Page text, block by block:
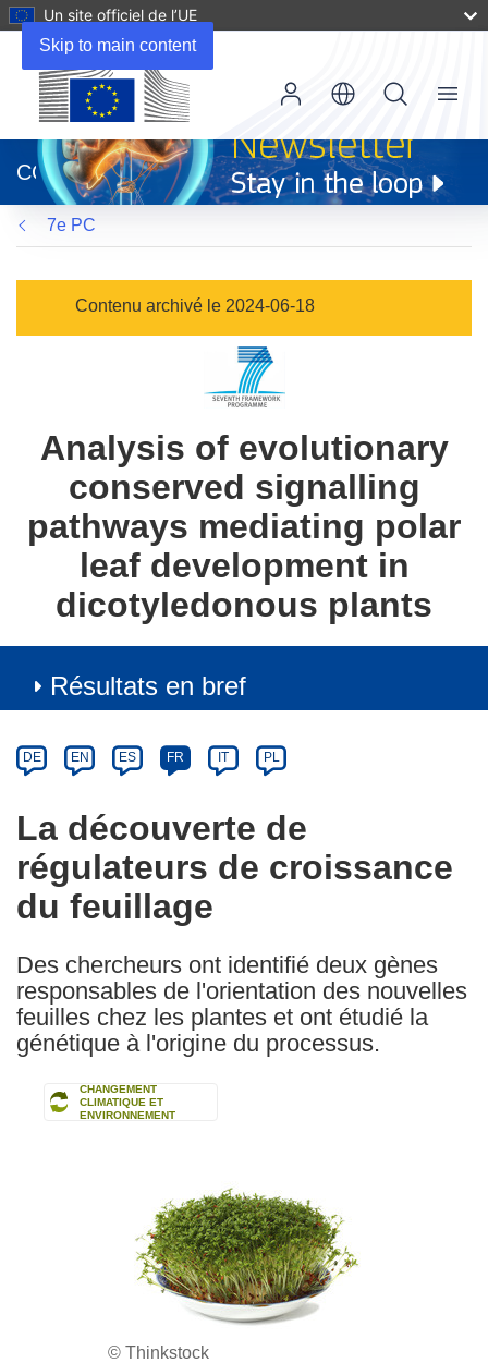
Skip to main content
Un site officiel de l’UE
dans
une
nouvelle
fenêtre)
CORDIS
Menu
7e PC
Contenu archivé le 2024-06-18
Analysis of evolutionary
conserved signalling
pathways mediating polar
leaf development in
dicotyledonous plants
Résultats en bref
Category
Article
available
the
following
languages:
DE EN ES FR IT PL
La découverte de
régulateurs de croissance
du feuillage
Des chercheurs ont identifié deux gènes
responsables de l'orientation des nouvelles
feuilles chez les plantes et ont étudié la
génétique à l'origine du processus.
CHANGEMENT
CLIMATIQUE ET
ENVIRONNEMENT
© Thinkstock